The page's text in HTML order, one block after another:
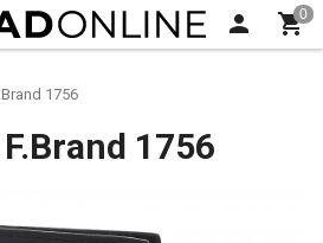
1756
1756